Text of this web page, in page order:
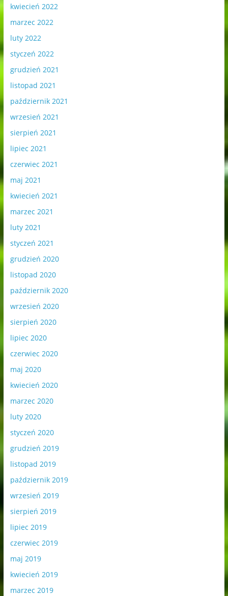
kwiecień 2022
marzec 2022
luty 2022
styczeń 2022
grudzień 2021
listopad 2021
październik 2021
wrzesień 2021
sierpień 2021
lipiec 2021
czerwiec 2021
maj 2021
kwiecień 2021
marzec 2021
luty 2021
styczeń 2021
grudzień 2020
listopad 2020
październik 2020
wrzesień 2020
sierpień 2020
lipiec 2020
czerwiec 2020
maj 2020
kwiecień 2020
marzec 2020
luty 2020
styczeń 2020
grudzień 2019
listopad 2019
październik 2019
wrzesień 2019
sierpień 2019
lipiec 2019
czerwiec 2019
maj 2019
kwiecień 2019
marzec 2019